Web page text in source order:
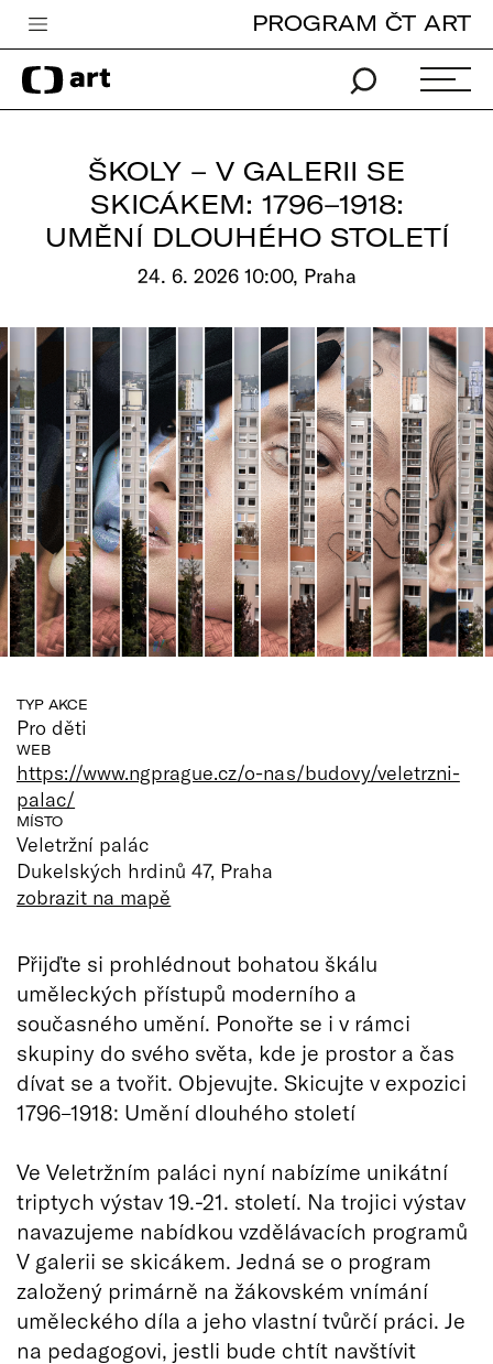
Česká televize
Zpravodajství
TV program
edu
Vše o ČT
PROGRAM ČT ART
ŠKOLY – V GALERII SE
SKICÁKEM: 1796–1918:
UMĚNÍ DLOUHÉHO STOLETÍ
24. 6. 2026 10:00, Praha
TYP AKCE
Pro děti
WEB
https://www.ngprague.cz/o-nas/budovy/veletrzni-
palac/
MÍSTO
Veletržní palác
Dukelských hrdinů 47, Praha
zobrazit na mapě
Přijďte si prohlédnout bohatou škálu
uměleckých přístupů moderního a
současného umění. Ponořte se i v rámci
skupiny do svého světa, kde je prostor a čas
dívat se a tvořit. Objevujte. Skicujte v expozici
1796–1918: Umění dlouhého století
Ve Veletržním paláci nyní nabízíme unikátní
triptych výstav 19.-21. století. Na trojici výstav
navazujeme nabídkou vzdělávacích programů
V galerii se skicákem. Jedná se o program
založený primárně na žákovském vnímání
uměleckého díla a jeho vlastní tvůrčí práci. Je
na pedagogovi, jestli bude chtít navštívit